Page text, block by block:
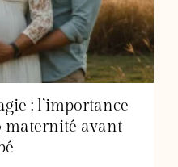
: l’importance
maternité avant